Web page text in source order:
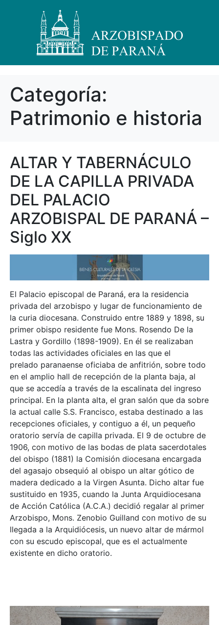
Categoría:
Patrimonio e historia
ALTAR Y TABERNÁCULO
DE LA CAPILLA PRIVADA
DEL PALACIO
ARZOBISPAL DE PARANÁ –
Siglo XX
El Palacio episcopal de Paraná, era la residencia
privada del arzobispo y lugar de funcionamiento de
la curia diocesana. Construido entre 1889 y 1898, su
primer obispo residente fue Mons. Rosendo De la
Lastra y Gordillo (1898-1909). En él se realizaban
todas las actividades oficiales en las que el
prelado paranaense oficiaba de anfitrión, sobre todo
en el amplio hall de recepción de la planta baja, al
que se accedía a través de la escalinata del ingreso
principal. En la planta alta, el gran salón que da sobre
la actual calle S.S. Francisco, estaba destinado a las
recepciones oficiales, y contiguo a él, un pequeño
oratorio servía de capilla privada. El 9 de octubre de
1906, con motivo de las bodas de plata sacerdotales
del obispo (1881) la Comisión diocesana encargada
del agasajo obsequió al obispo un altar gótico de
madera dedicado a la Virgen Asunta. Dicho altar fue
sustituido en 1935, cuando la Junta Arquidiocesana
de Acción Católica (A.C.A.) decidió regalar al primer
Arzobispo, Mons. Zenobio Guilland con motivo de su
llegada a la Arquidiócesis, un nuevo altar de mármol
con su escudo episcopal, que es el actualmente
existente en dicho oratorio.